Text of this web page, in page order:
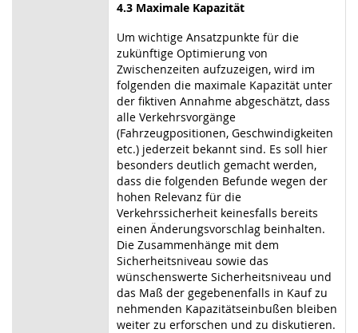
4.3 Maximale Kapazität
Um wichtige Ansatzpunkte für die
zukünftige Optimierung von
Zwischenzeiten aufzuzeigen, wird im
folgenden die maximale Kapazität unter
der fiktiven Annahme abgeschätzt, dass
alle Verkehrsvorgänge
(Fahrzeugpositionen, Geschwindigkeiten
etc.) jederzeit bekannt sind. Es soll hier
besonders deutlich gemacht werden,
dass die folgenden Befunde wegen der
hohen Relevanz für die
Verkehrssicherheit keinesfalls bereits
einen Änderungsvorschlag beinhalten.
Die Zusammenhänge mit dem
Sicherheitsniveau sowie das
wünschenswerte Sicherheitsniveau und
das Maß der gegebenenfalls in Kauf zu
nehmenden Kapazitätseinbußen bleiben
weiter zu erforschen und zu diskutieren.